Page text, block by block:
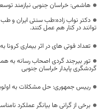
هاشمی: خراسان جنوبی نیازمند
دکتر نواب زاده:طب سنتی ایران و
توانند در کنار هم عمل کنند.
تعداد فوتی های در اثر بیماری کرونا به 674 مورد در خراسان جنوبی رسید؛
تور بیرجند گردی اصحاب رسانه به
گردشگری پایدار خراسان جنوبی
رییس جمهوری: حل مشکلات به
برخی از گرانی ها بیانگر عملکرد